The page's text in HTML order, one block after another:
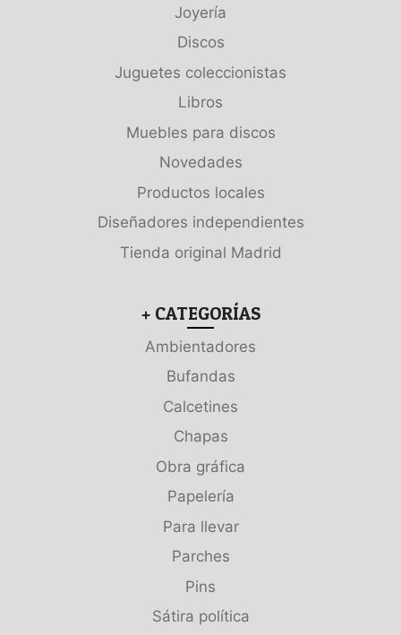
Joyería
Discos
Juguetes coleccionistas
Libros
Muebles para discos
Novedades
Productos locales
Diseñadores independientes
Tienda original Madrid
+ CATEGORÍAS
Ambientadores
Bufandas
Calcetines
Chapas
Obra gráfica
Papelería
Para llevar
Parches
Pins
Sátira política